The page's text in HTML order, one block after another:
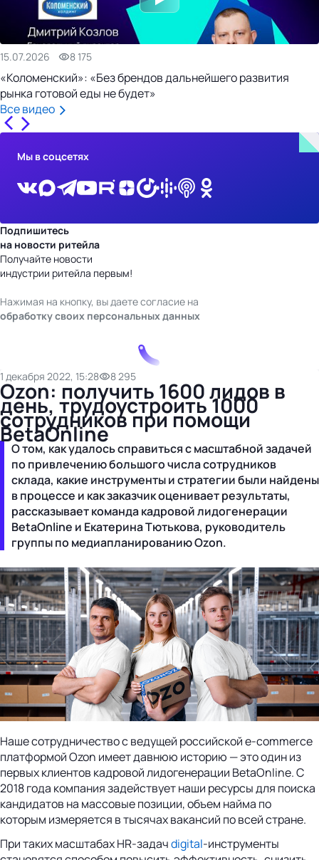
15.07.2026 8 175
«Коломенский»: «Без брендов дальнейшего развития
рынка готовой еды не будет»
Все видео
Мы в соцсетях
Подпишитесь
на новости ритейла
Получайте новости
индустрии ритейла первым!
Нажимая на кнопку, вы даете согласие на
обработку своих персональных данных
1 декабря 2022, 15:28 8 295
Ozon: получить 1600 лидов в
день, трудоустроить 1000
сотрудников при помощи
BetaOnline
О том, как удалось справиться с масштабной задачей
по привлечению большого числа сотрудников
склада, какие инструменты и стратегии были найдены
в процессе и как заказчик оценивает результаты,
рассказывает команда кадровой лидогенерации
BetaOnline и Екатерина Тютькова, руководитель
группы по медиапланированию Ozon.
Наше сотрудничество с ведущей российской e-commerce
платформой Ozon имеет давнюю историю — это один из
первых клиентов кадровой лидогенерации BetaOnline. С
2018 года компания задействует наши ресурсы для поиска
кандидатов на массовые позиции, объем найма по
которым измеряется в тысячах вакансий по всей стране.
При таких масштабах HR-задачdigital-инструменты